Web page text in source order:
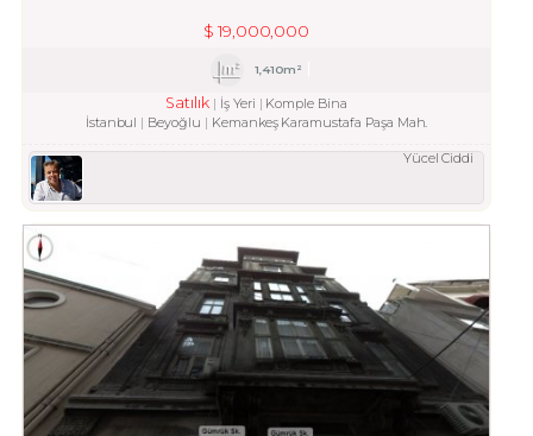
$ 19,000,000
1,410m²
Satılık İş Yeri
Komple Bina
İstanbul
Beyoğlu Kemankeş Karamustafa Paşa Mah.
Yücel Ciddi